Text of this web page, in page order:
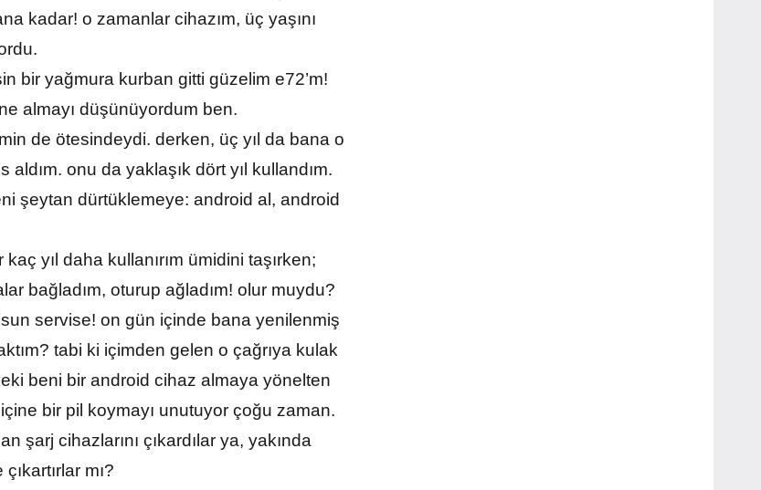
kadar! o zamanlar cihazım, üç yaşını
bir yağmura kurban gitti güzelim e72’m!
almayı düşünüyordum ben.
de ötesindeydi. derken, üç yıl da bana o
onu da yaklaşık dört yıl kullandım.
şeytan dürtüklemeye: android al, android
yıl daha kullanırım ümidini taşırken;
bağladım, oturup ağladım! olur muydu?
servise! on gün içinde bana yenilenmiş
tabi ki içimden gelen o çağrıya kulak
beni bir android cihaz almaya yönelten
bir pil koymayı unutuyor çoğu zaman.
cihazlarını çıkardılar ya, yakında
mı?